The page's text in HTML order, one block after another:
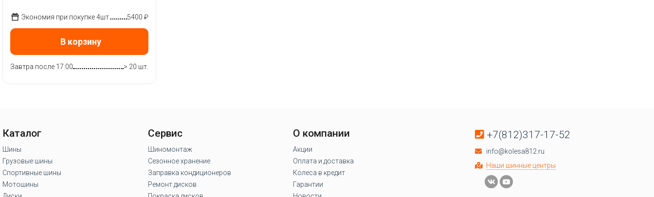
Экономия при покупке 4шт. 5400 ₽
В корзину
Завтра после 17:00 > 20 шт.
Каталог
Шины
Грузовые шины
Спортивные шины
Мотошины
Сервис
Шиномонтаж
Сезонное хранение
Заправка кондиционеров
Ремонт дисков
О компании
Акции
Оплата и доставка
Колеса в кредит
Гарантии
+7(812)317-17-52
info@kolesa812.ru
Наши шинные центры